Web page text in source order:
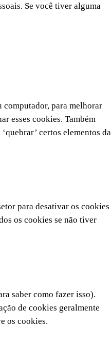
Se você tiver alguma
computador, para melhorar
esses cookies. Também
certos elementos da
para desativar os cookies
os cookies se não tiver
saber como fazer isso).
de cookies geralmente
os cookies.